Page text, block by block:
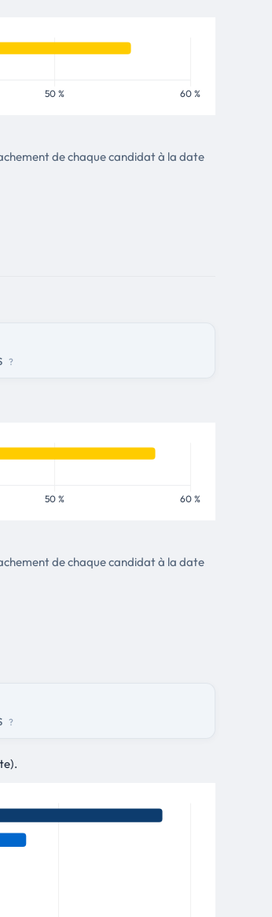
de chaque candidat à la date
?
de chaque candidat à la date
?